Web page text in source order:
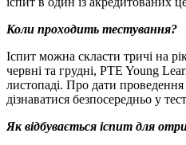
Коли проходить тестування?
Іспит можна скласти тричі на
червні та грудні, PTE Young
листопаді. Про дати
дізнаватися безпосередньо у
Як відбувається іспит для